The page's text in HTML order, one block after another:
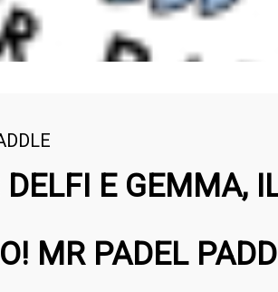
E GEMMA,
MR PADEL